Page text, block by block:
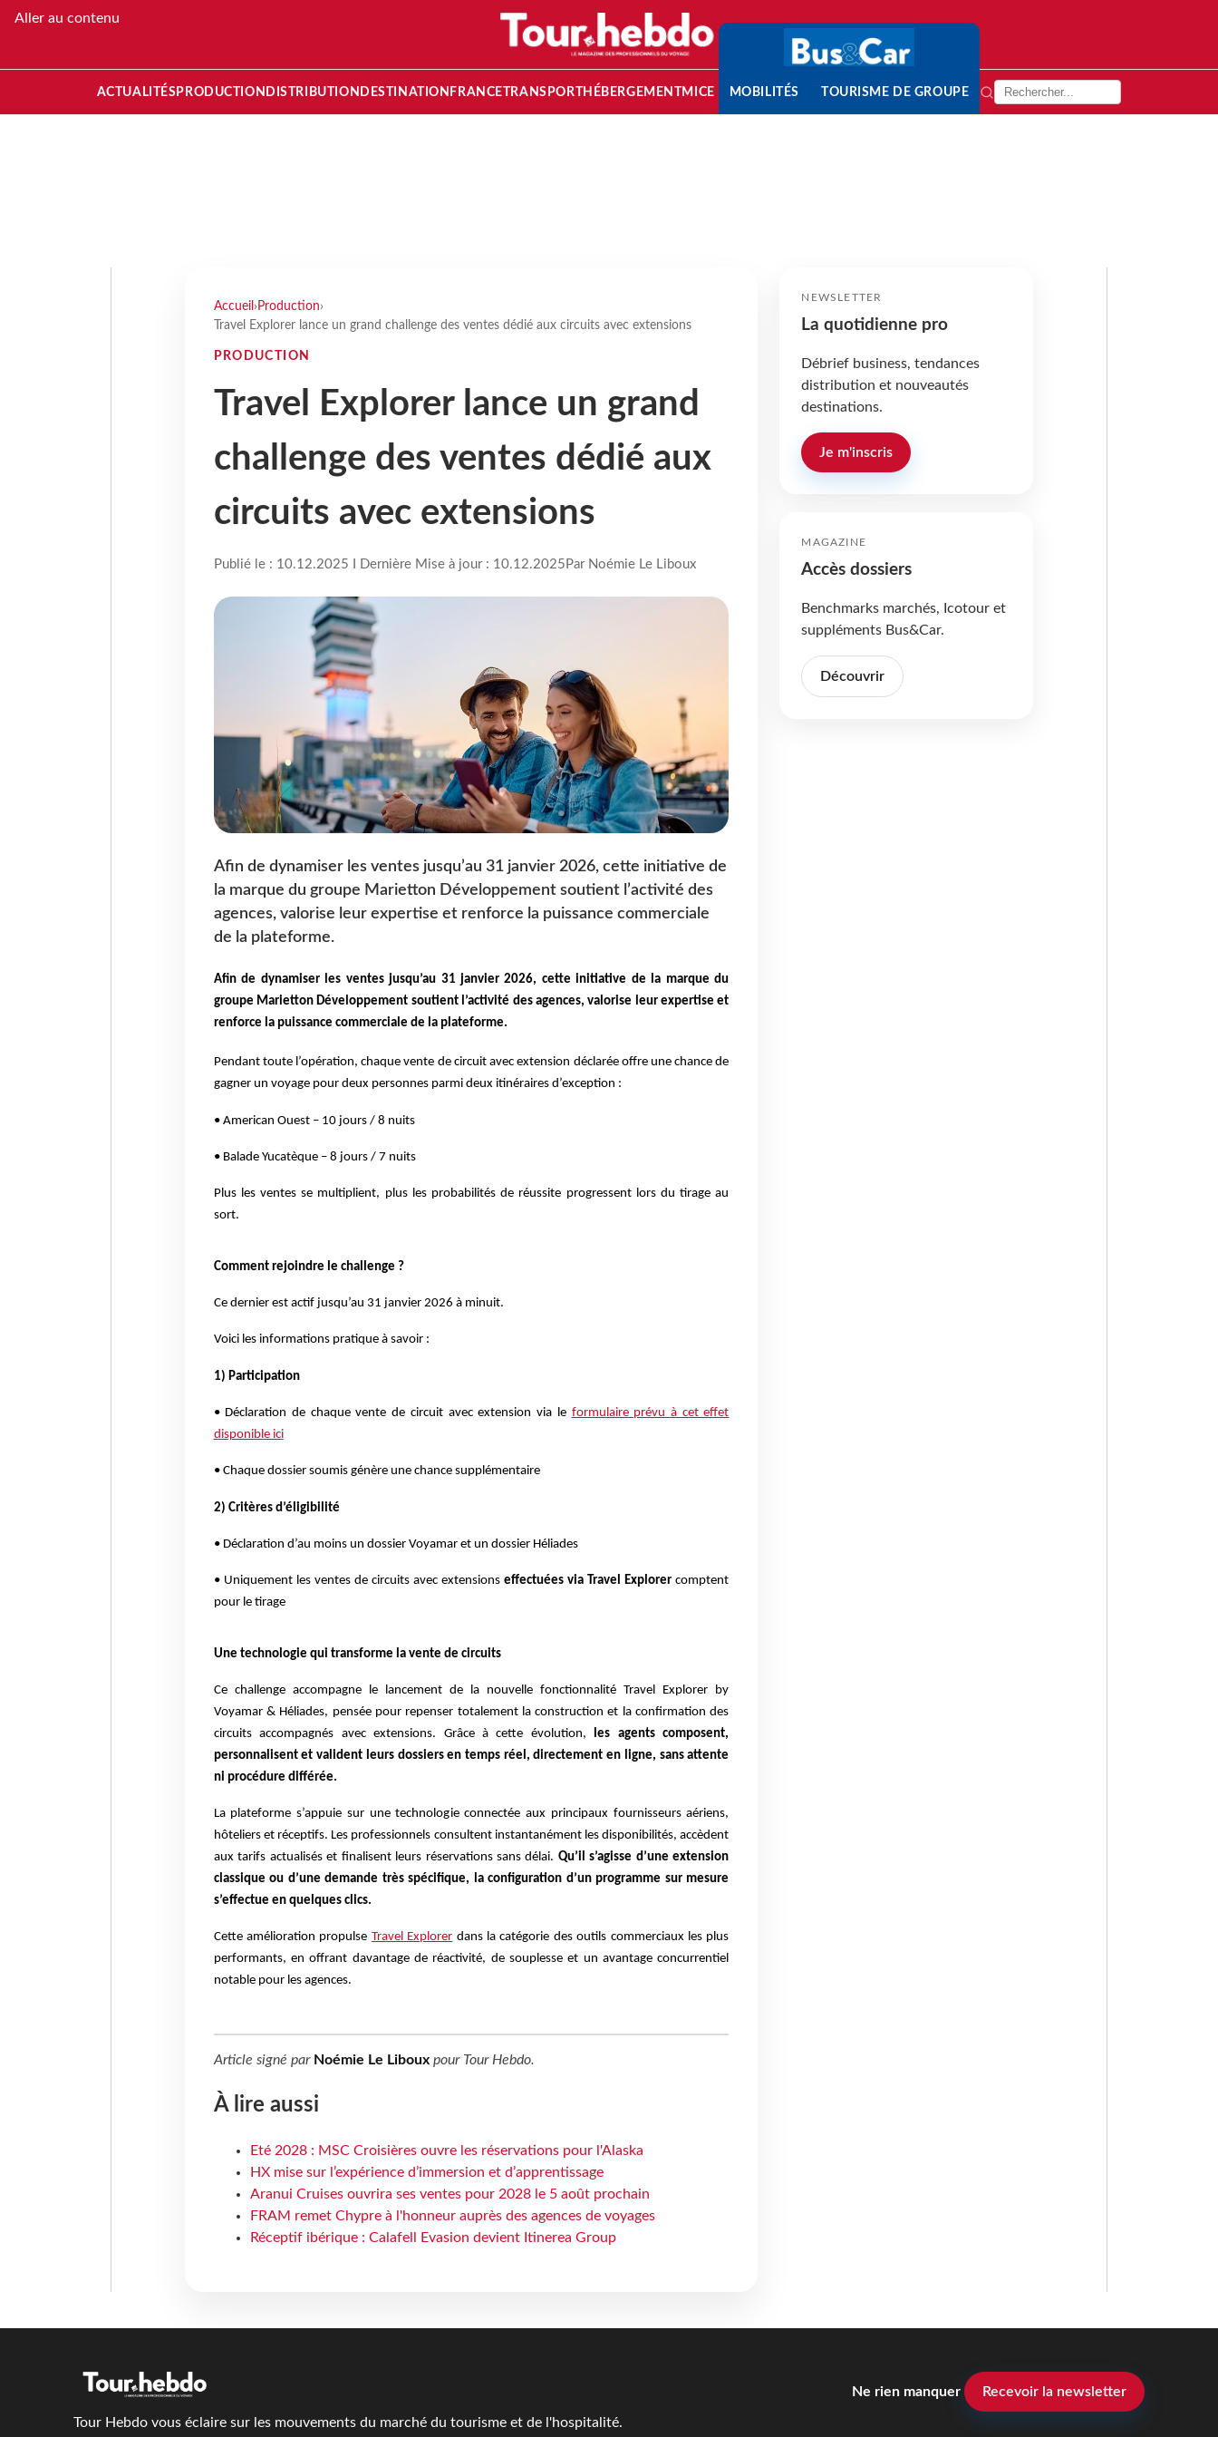
Aller au contenu
ACTUALITÉS PRODUCTION DISTRIBUTION DESTINATION FRANCETRANSPORT HÉBERGEMENTMICE MOBILITÉS TOURISME DE GROUPE
Accueil › Production›
Travel Explorer lance un grand challenge des ventes dédié aux circuits avec extensions
PRODUCTION
Travel Explorer lance un grand
challenge des ventes dédié aux
circuits avec extensions
Publié le : 10.12.2025 I Dernière Mise à jour : 10.12.2025 Par Noémie Le Liboux
Afin de dynamiser les ventes jusqu’au 31 janvier 2026, cette initiative de
la marque du groupe Marietton Développement soutient l’activité des
agences, valorise leur expertise et renforce la puissance commerciale
de la plateforme.
Afin de dynamiser les ventes jusqu’au 31 janvier 2026, cette initiative de la marque du
groupe Marietton Développement soutient l’activité des agences, valorise leur expertise et
renforce la puissance commerciale de la plateforme.
Pendant toute l’opération, chaque vente de circuit avec extension déclarée offre une chance de
gagner un voyage pour deux personnes parmi deux itinéraires d’exception :
• American Ouest – 10 jours / 8 nuits
• Balade Yucatèque – 8 jours / 7 nuits
Plus les ventes se multiplient, plus les probabilités de réussite progressent lors du tirage au
sort.
Comment rejoindre le challenge ?
Ce dernier est actif jusqu’au 31 janvier 2026 à minuit.
Voici les informations pratique à savoir :
1) Participation
• Déclaration de chaque vente de circuit avec extension via le formulaire prévu à cet effet
disponible ici
• Chaque dossier soumis génère une chance supplémentaire
2) Critères d’éligibilité
• Déclaration d’au moins un dossier Voyamar et un dossier Héliades
• Uniquement les ventes de circuits avec extensionseffectuées via Travel Explorer comptent
pour le tirage
Une technologie qui transforme la vente de circuits
Ce challenge accompagne le lancement de la nouvelle fonctionnalité Travel Explorer by
Voyamar & Héliades, pensée pour repenser totalement la construction et la confirmation des
circuits accompagnés avec extensions. Grâce à cette évolution,
les agents composent,
personnalisent et valident leurs dossiers en temps réel, directement en ligne, sans attente
ni procédure différée.
La plateforme s’appuie sur une technologie connectée aux principaux fournisseurs aériens,
hôteliers et réceptifs. Les professionnels consultent instantanément les disponibilités, accèdent
aux tarifs actualisés et finalisent leurs réservations sans délai. Qu’il s’agisse d’une extension
classique ou d’une demande très spécifique, la configuration d’un programme sur mesure
s’effectue en quelques clics.
Cette amélioration propulse Travel Explorer dans la catégorie des outils commerciaux les plus
performants, en offrant davantage de réactivité, de souplesse et un avantage concurrentiel
notable pour les agences.
Article signé par Noémie Le Libouxpour Tour Hebdo.
À lire aussi
Eté 2028 : MSC Croisières ouvre les réservations pour l'Alaska
HX mise sur l’expérience d’immersion et d’apprentissage
Aranui Cruises ouvrira ses ventes pour 2028 le 5 août prochain
FRAM remet Chypre à l'honneur auprès des agences de voyages
Réceptif ibérique : Calafell Evasion devient Itinerea Group
NEWSLETTER
La quotidienne pro
Débrief business, tendances
distribution et nouveautés
destinations.
Je m'inscris
MAGAZINE
Accès dossiers
Benchmarks marchés, Icotour et
suppléments Bus&Car.
Découvrir
Tour Hebdo vous éclaire sur les mouvements du marché du tourisme et de l'hospitalité.
Ne rien manquer Recevoir la newsletter